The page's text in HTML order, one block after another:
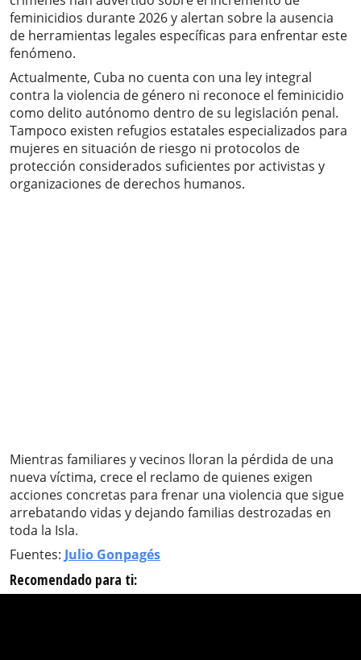
feminicidios durante 2026 y alertan sobre la ausencia
de herramientas legales específicas para enfrentar este
fenómeno.
Actualmente, Cuba no cuenta con una ley integral
contra la violencia de género ni reconoce el feminicidio
como delito autónomo dentro de su legislación penal.
Tampoco existen refugios estatales especializados para
mujeres en situación de riesgo ni protocolos de
protección considerados suficientes por activistas y
organizaciones de derechos humanos.
Mientras familiares y vecinos lloran la pérdida de una
nueva víctima, crece el reclamo de quienes exigen
acciones concretas para frenar una violencia que sigue
arrebatando vidas y dejando familias destrozadas en
toda la Isla.
Fuentes: Julio Gonpagés
Recomendado para ti: